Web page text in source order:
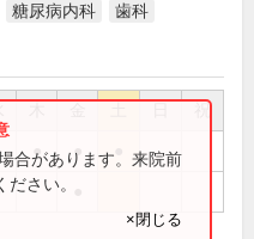
糖尿病内科 歯科
祝
● ●
合があります。来院前
さい。
×閉じる